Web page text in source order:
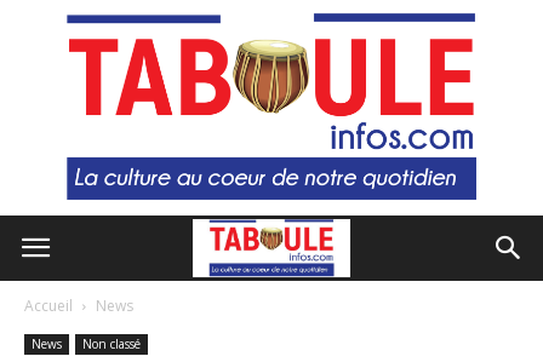
Accueil News
News Non classé